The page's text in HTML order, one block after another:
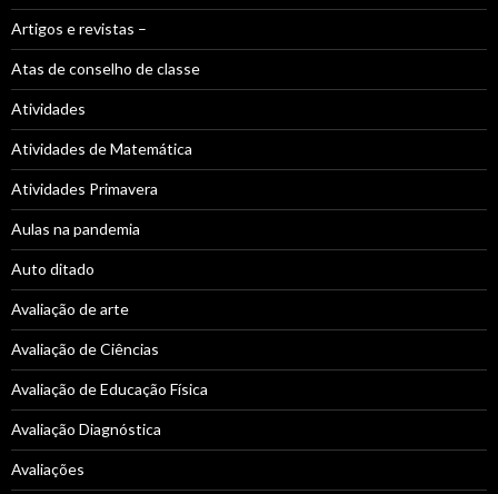
Artigos e revistas –
Atas de conselho de classe
Atividades
Atividades de Matemática
Atividades Primavera
Aulas na pandemia
Auto ditado
Avaliação de arte
Avaliação de Ciências
Avaliação de Educação Física
Avaliação Diagnóstica
Avaliações